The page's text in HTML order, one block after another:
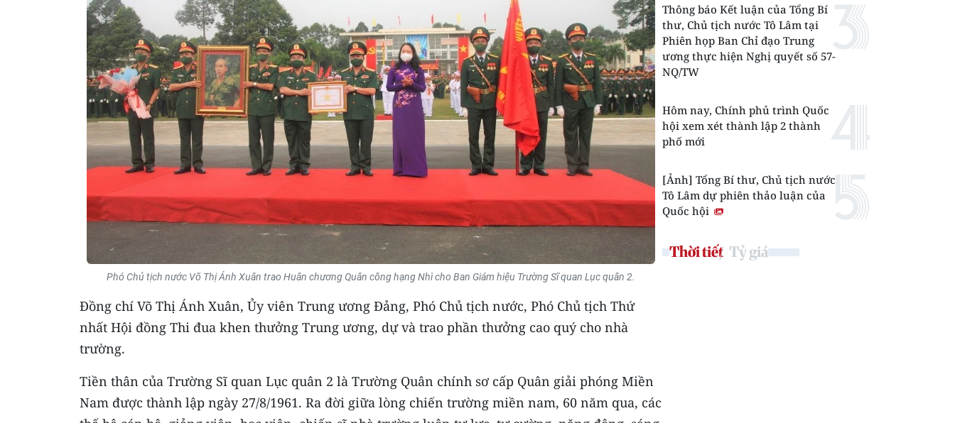
Phó Chủ tịch nước Võ Thị Ánh Xuân trao Huân chương Quân công hạng Nhì cho Ban Giám hiệu Trường Sĩ quan Lục quân 2.
Đồng chí Võ Thị Ánh Xuân, Ủy viên Trung ương Đảng, Phó Chủ tịch nước, Phó Chủ tịch Thứ
nhất Hội đồng Thi đua khen thưởng Trung ương, dự và trao phần thưởng cao quý cho nhà
trường.
Tiền thân của Trường Sĩ quan Lục quân 2 là Trường Quân chính sơ cấp Quân giải phóng Miền
Nam được thành lập ngày 27/8/1961. Ra đời giữa lòng chiến trường miền nam, 60 năm qua, các
Thông báo Kết luận của Tổng Bí
thư, Chủ tịch nước Tô Lâm tại
Phiên họp Ban Chỉ đạo Trung
ương thực hiện Nghị quyết số 57-
NQ/TW
Hôm nay, Chính phủ trình Quốc
hội xem xét thành lập 2 thành
phố mới
[Ảnh] Tổng Bí thư, Chủ tịch nước
Tô Lâm dự phiên thảo luận của
Quốc hội
Thời tiết Tỷ giá